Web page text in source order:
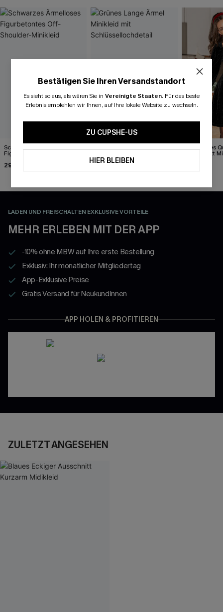
Schwarzes Ärmelloses
Figurbetontes Off-Shoulder-
29,00 €
Schlüssellochdetail
39,00 €
Schwarzes
Ausschnitt
LADEN UND FREISCHALTEN EXKLUSIVE VORTEILE
MEHR ERLEBEN MIT DER APP
-10% ohne MBW auf Ihre erste Bestellung
Exklusiv: Ihr monatlicher Mitgliedertag
App-Exklusive Preise
Gratis Versand für NeukundInnen
APP HOLEN & PROFITIEREN
ZULETZT ANGESEHEN
Bestätigen Sie Ihren Versandstandort
Es sieht so aus, als wären Sie in Vereinigte Staaten. Für das beste
Erlebnis empfehlen wir Ihnen, auf Ihre lokale Website zu wechseln.
ZU CUPSHE-US
HIER BLEIBEN